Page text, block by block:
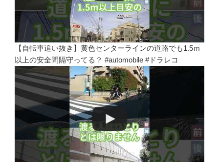
【自転車追い抜き】黄色センターラインの道路でも1.5ｍ
以上の安全間隔守ってる？ #automobile #ドラレコ